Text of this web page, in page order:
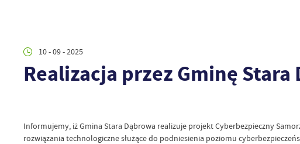
10 - 09 - 2025
Realizacja przez Gminę
Informujemy, iż Gmina Stara Dąbrowa realizuje projekt Cyberbezpieczny
rozwiązania technologiczne służące do podniesienia poziomu